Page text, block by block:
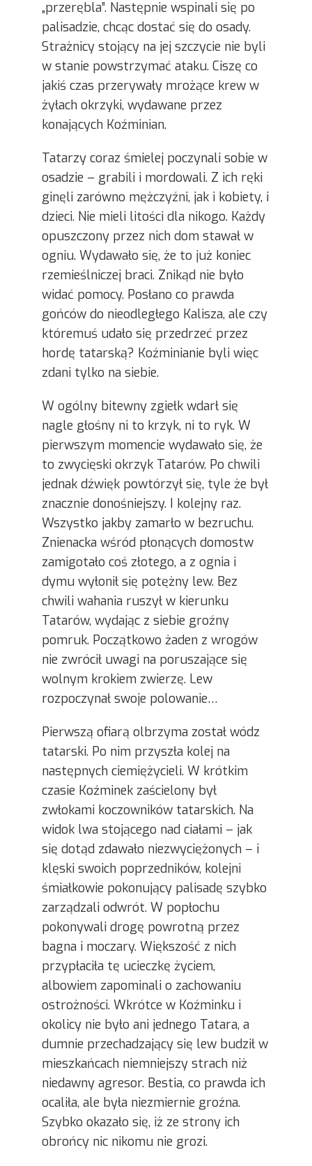
„przerębla”. Następnie wspinali się po
palisadzie, chcąc dostać się do osady.
Strażnicy stojący na jej szczycie nie byli
w stanie powstrzymać ataku. Ciszę co
jakiś czas przerywały mrożące krew w
żyłach okrzyki, wydawane przez
konających Koźminian.
Tatarzy coraz śmielej poczynali sobie w
osadzie – grabili i mordowali. Z ich ręki
ginęli zarówno mężczyźni, jak i kobiety, i
dzieci. Nie mieli litości dla nikogo. Każdy
opuszczony przez nich dom stawał w
ogniu. Wydawało się, że to już koniec
rzemieślniczej braci. Znikąd nie było
widać pomocy. Posłano co prawda
gońców do nieodległego Kalisza, ale czy
któremuś udało się przedrzeć przez
hordę tatarską? Koźminianie byli więc
zdani tylko na siebie.
W ogólny bitewny zgiełk wdarł się
nagle głośny ni to krzyk, ni to ryk. W
pierwszym momencie wydawało się, że
to zwycięski okrzyk Tatarów. Po chwili
jednak dźwięk powtórzył się, tyle że był
znacznie donośniejszy. I kolejny raz.
Wszystko jakby zamarło w bezruchu.
Znienacka wśród płonących domostw
zamigotało coś złotego, a z ognia i
dymu wyłonił się potężny lew. Bez
chwili wahania ruszył w kierunku
Tatarów, wydając z siebie groźny
pomruk. Początkowo żaden z wrogów
nie zwrócił uwagi na poruszające się
wolnym krokiem zwierzę. Lew
rozpoczynał swoje polowanie…
Pierwszą ofiarą olbrzyma został wódz
tatarski. Po nim przyszła kolej na
następnych ciemiężycieli. W krótkim
czasie Koźminek zaścielony był
zwłokami koczowników tatarskich. Na
widok lwa stojącego nad ciałami – jak
się dotąd zdawało niezwyciężonych – i
klęski swoich poprzedników, kolejni
śmiałkowie pokonujący palisadę szybko
zarządzali odwrót. W popłochu
pokonywali drogę powrotną przez
bagna i moczary. Większość z nich
przypłaciła tę ucieczkę życiem,
albowiem zapominali o zachowaniu
ostrożności. Wkrótce w Koźminku i
okolicy nie było ani jednego Tatara, a
dumnie przechadzający się lew budził w
mieszkańcach niemniejszy strach niż
niedawny agresor. Bestia, co prawda ich
ocaliła, ale była niezmiernie groźna.
Szybko okazało się, iż ze strony ich
obrońcy nic nikomu nie grozi.